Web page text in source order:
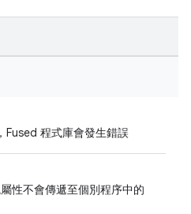
Fused 程式庫會發生錯誤
性不會傳遞至個別程序中的